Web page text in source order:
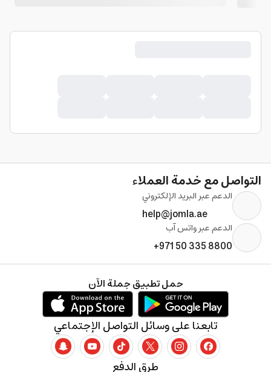
التواصل مع خدمة العملاء
الدعم عبر البريد الإلكتروني
help@jomla.ae
الدعم عبر واتس آب
+971 50 335 8800
طرق الدفع
تابعنا على وسائل التواصل الإجتماعي
حمل تطبيق جملة الآن